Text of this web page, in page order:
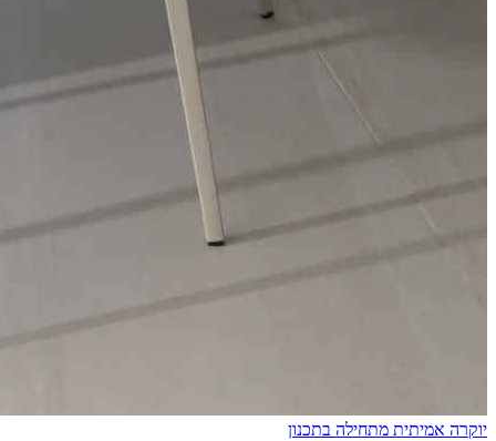
יוקרה אמיתית מתחילה בתכנון